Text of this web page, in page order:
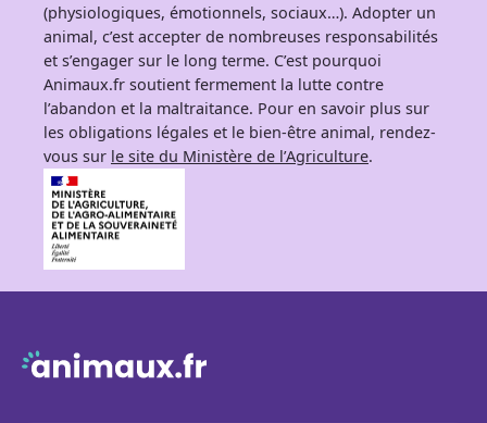
(physiologiques, émotionnels, sociaux…). Adopter un
animal, c’est accepter de nombreuses responsabilités
et s’engager sur le long terme. C’est pourquoi
Animaux.fr soutient fermement la lutte contre
l’abandon et la maltraitance. Pour en savoir plus sur
les obligations légales et le bien-être animal, rendez-
vous sur le site du Ministère de l’Agriculture.